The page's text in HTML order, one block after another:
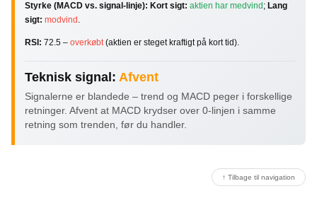
Styrke (MACD vs. signal-linje): Kort sigt: aktien har medvind ; Lang
sigt: modvind .
RSI: 72.5 – overkøbt(aktien er steget kraftigt på kort tid).
Teknisk signal: Afvent
Signalerne er blandede – trend og MACD peger i forskellige
retninger. Afvent at MACD krydser over 0-linjen i samme
retning som trenden, før du handler.
↑ Tilbage til navigation